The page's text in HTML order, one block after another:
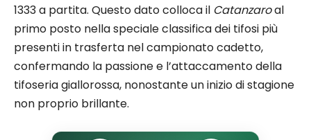
1333 a partita. Questo dato colloca il Catanzaroal
primo posto nella speciale classifica dei tifosi più
presenti in trasferta nel campionato cadetto,
confermando la passione e l’attaccamento della
tifoseria giallorossa, nonostante un inizio di stagione
non proprio brillante.